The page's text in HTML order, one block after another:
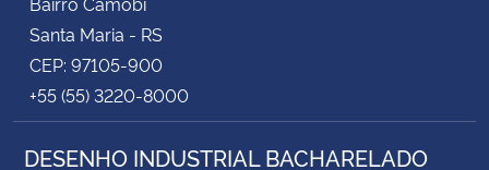
Secretaria de Governo
Gabinete de Segurança Institucional
Advocacia-Geral da União
Santa Maria - RS
CEP: 97105-900
+55 (55) 3220-8000
DESENHO INDUSTRIAL BACHARELADO